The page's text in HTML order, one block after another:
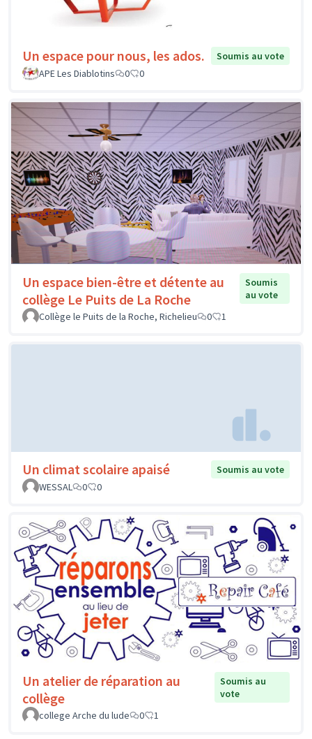
Un espace pour nous, les ados.
Soumis au vote
APE Les Diablotins
0 0
Un espace bien-être et détente au
collège Le Puits de La Roche
Soumis
au vote
Collège le Puits de la Roche, Richelieu
0 1
Un climat scolaire apaisé
Soumis au vote
WESSAL
0 0
Un atelier de réparation au
collège
Soumis au
vote
college Arche du lude
0 1